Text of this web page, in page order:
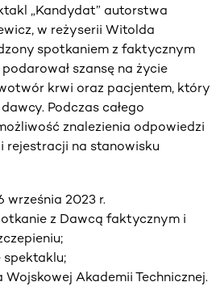
„Kandydat” autorstwa
w reżyserii Witolda
spotkaniem z faktycznym
szansę na życie
krwi oraz pacjentem, który
Podczas całego
znalezienia odpowiedzi
rejestracji na stanowisku
września 2023 r.
z Dawcą faktycznym i
spektaklu;
Wojskowej Akademii Technicznej.